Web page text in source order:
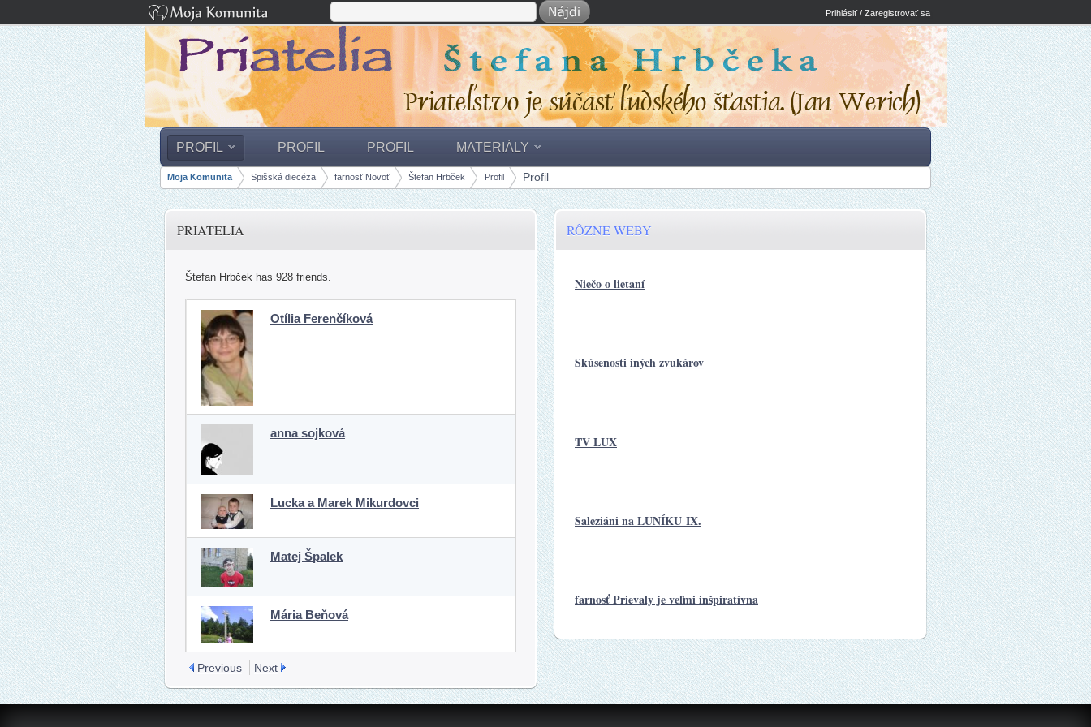
Prihlásiť / Zaregistrovať sa
PROFIL PROFIL PROFIL MATERIÁLY
Breadcrumbs
Moja Komunita Spišská diecéza farnosť Novoť Štefan Hrbček Profil Profil
PRIATELIA
Štefan Hrbček has 928 friends.
Otília Ferenčíková
anna sojková
Lucka a Marek Mikurdovci
Matej Špalek
Mária Beňová
Previous Next
RÔZNE WEBY
Niečo o lietaní
Skúsenosti iných zvukárov
TV LUX
Saleziáni na LUNÍKU IX.
farnosť Prievaly je veľmi inšpiratívna